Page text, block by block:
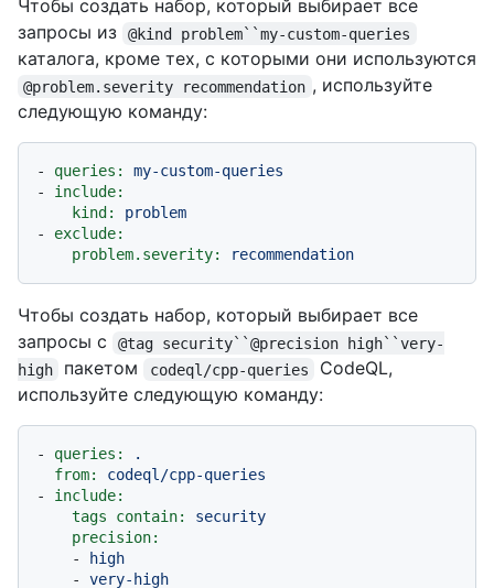
Чтобы создать набор, который выбирает все
запросы из
@kind problem``my-custom-queries
каталога, кроме тех, с которыми они используются
@problem.severity recommendation , используйте
следующую команду:
- queries:
my-custom-queries
-
include:
kind:
problem
-
exclude:
problem.severity:
recommendation
Чтобы создать набор, который выбирает все
запросы с
@tag security``@precision high``very-
high
пакетом codeql/cpp-queries
CodeQL,
используйте следующую команду:
- queries:
.
from:
codeql/cpp-queries
-
include:
tags contain:
security
precision:
-
high
-
very-high